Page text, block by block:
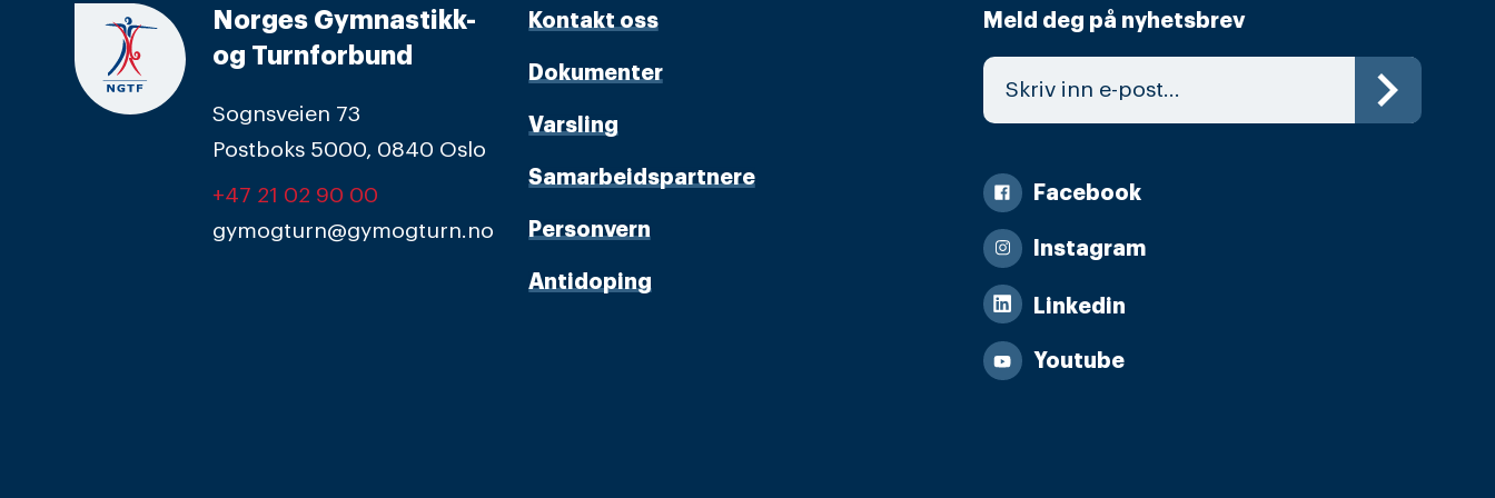
Norges Gymnastikk-
og Turnforbund
Sognsveien 73
Postboks 5000, 0840 Oslo
+47 21 02 90 00
gymogturn@gymogturn.no
Kontakt oss
Dokumenter
Varsling
Samarbeidspartnere
Personvern
Antidoping
Meld deg på nyhetsbrev
Facebook
Instagram
Linkedin
Youtube